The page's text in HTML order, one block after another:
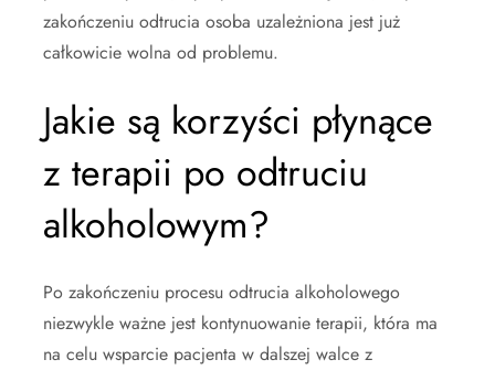
zakończeniu odtrucia osoba uzależniona jest już
całkowicie wolna od problemu.
Jakie są korzyści płynące
z terapii po odtruciu
alkoholowym?
Po zakończeniu procesu odtrucia alkoholowego
niezwykle ważne jest kontynuowanie terapii, która ma
na celu wsparcie pacjenta w dalszej walce z